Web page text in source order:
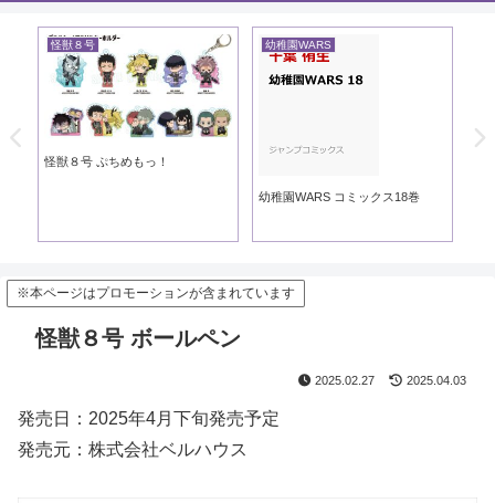
怪獣８号
怪獣８号 ぷちめもっ！
幼稚園WARS
幼稚園WARS コミックス18巻
※本ページはプロモーションが含まれています
怪獣８号 ボールペン
2025.02.27 2025.04.03
発売日：2025年4月下旬発売予定
発売元：株式会社ベルハウス